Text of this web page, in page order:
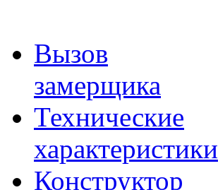
Вызов
замерщика
Технические
характеристики
Конструктор